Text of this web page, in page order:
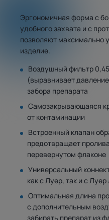
Эргономичная форма с
удобного захвата и с
позволяют максимально
изделие.
Воздушный фильтр
(выравнивает
забора препарата
Самозакрывающаяся
от контаминации
Встроенный клапан
предотвращает
перевернутом флаконе
Универсальный
как с Луер, так и с
Оптимальная длина
с дополнительным
забирать препарат из